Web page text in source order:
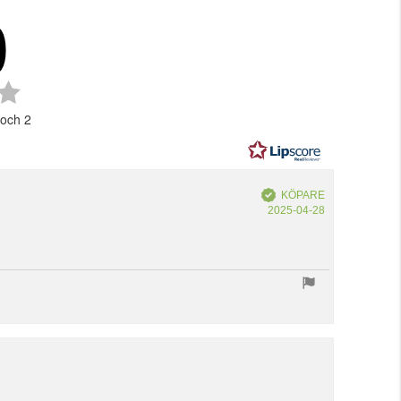
utav
2
Bekräftad
KÖPARE
2025-04-28